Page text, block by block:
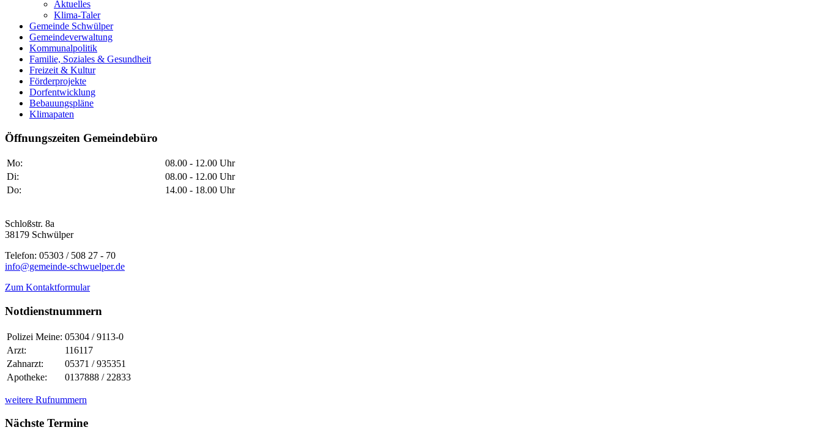
Aktuelles
Klima-Taler
Gemeinde Schwülper
Gemeindeverwaltung
Kommunalpolitik
Familie, Soziales & Gesundheit
Freizeit & Kultur
Förderprojekte
Dorfentwicklung
Bebauungspläne
Klimapaten
Öffnungszeiten Gemeindebüro
Mo:
08.00 - 12.00 Uhr
Di:
08.00 - 12.00 Uhr
Do:
14.00 - 18.00 Uhr
Schloßstr. 8a
38179 Schwülper
Telefon: 05303 / 508 27 - 70
info@gemeinde-schwuelper.de
Zum Kontaktformular
Notdienstnummern
Polizei Meine: 05304 / 9113-0
Arzt:
116117
Zahnarzt:
05371 / 935351
Apotheke:
0137888 / 22833
weitere Rufnummern
Nächste Termine